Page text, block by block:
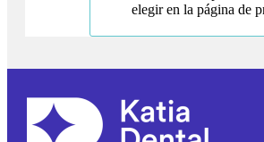
elegir en la página de